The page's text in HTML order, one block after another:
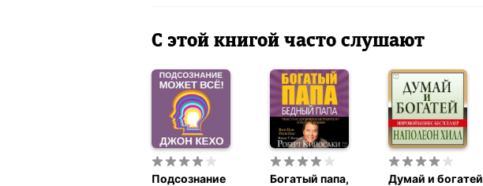
С этой книгой часто слушают
Подсознание
Богатый папа,
Думай и богатей